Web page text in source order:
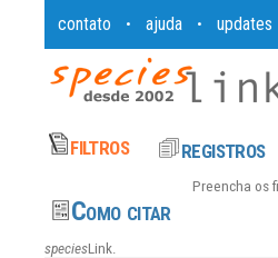
contato • ajuda • updates
Preencha os
speciesLink.